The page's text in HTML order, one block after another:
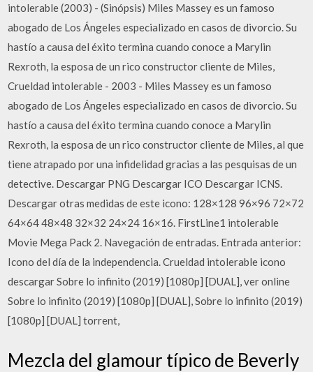
intolerable (2003) - (Sinópsis) Miles Massey es un famoso
abogado de Los Ángeles especializado en casos de divorcio. Su
hastío a causa del éxito termina cuando conoce a Marylin
Rexroth, la esposa de un rico constructor cliente de Miles,
Crueldad intolerable - 2003 - Miles Massey es un famoso
abogado de Los Ángeles especializado en casos de divorcio. Su
hastío a causa del éxito termina cuando conoce a Marylin
Rexroth, la esposa de un rico constructor cliente de Miles, al que
tiene atrapado por una infidelidad gracias a las pesquisas de un
detective. Descargar PNG Descargar ICO Descargar ICNS.
Descargar otras medidas de este icono: 128×128 96×96 72×72
64×64 48×48 32×32 24×24 16×16. FirstLine1 intolerable
Movie Mega Pack 2. Navegación de entradas. Entrada anterior:
Icono del día de la independencia. Crueldad intolerable icono
descargar Sobre lo infinito (2019) [1080p] [DUAL], ver online
Sobre lo infinito (2019) [1080p] [DUAL], Sobre lo infinito (2019)
[1080p] [DUAL] torrent,
Mezcla del glamour típico de Beverly